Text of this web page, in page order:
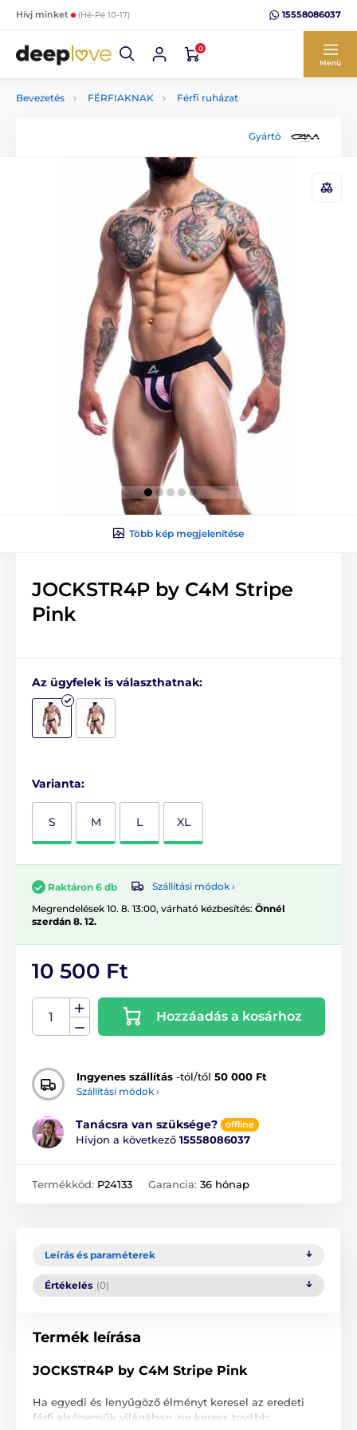
Hívj minket (Hé-Pé 10-17) 15558086037
0
Menü
Bevezetés FÉRFIAKNAK Férfi ruházat
Gyártó
Több kép megjelenítése
JOCKSTR4P by C4M Stripe
Pink
Az ügyfelek is választhatnak:
Varianta:
S M L XL
Raktáron 6 db
Szállítási módok ›
Megrendelések 10. 8. 13:00, várható kézbesítés: Önnél
szerdán 8. 12.
10 500 Ft
Hozzáadás a kosárhoz
Ingyenes szállítás -tól/től 50 000 Ft
Szállítási módok ›
Tanácsra van szüksége? offline
Hívjon a következő 15558086037
Termékkód: P24133 Garancia: 36 hónap
Leírás és paraméterek
Értékelés (0)
Termék leírása
JOCKSTR4P by C4M Stripe Pink
Ha egyedi és lenyűgöző élményt keresel az eredeti
férfi alsóneműk világában, ne keress tovább: